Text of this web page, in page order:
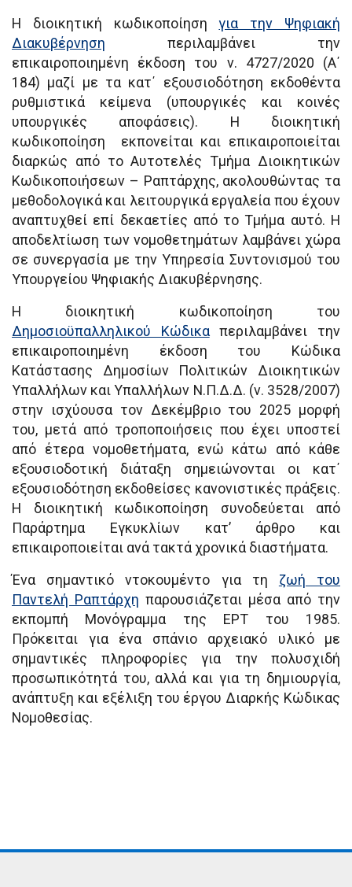
Η διοικητική κωδικοποίησηγια την Ψηφιακή
Διακυβέρνηση περιλαμβάνει την
επικαιροποιημένη έκδοση του ν. 4727/2020 (Α΄
184) μαζί με τα κατ΄ εξουσιοδότηση εκδοθέντα
ρυθμιστικά κείμενα (υπουργικές και κοινές
υπουργικές αποφάσεις). Η διοικητική
κωδικοποίηση εκπονείται και επικαιροποιείται
διαρκώς από το Αυτοτελές Τμήμα Διοικητικών
Κωδικοποιήσεων – Ραπτάρχης, ακολουθώντας τα
μεθοδολογικά και λειτουργικά εργαλεία που έχουν
αναπτυχθεί επί δεκαετίες από το Τμήμα αυτό. Η
αποδελτίωση των νομοθετημάτων λαμβάνει χώρα
σε συνεργασία με την Υπηρεσία Συντονισμού του
Υπουργείου Ψηφιακής Διακυβέρνησης.
Η διοικητική κωδικοποίηση του
Δημοσιοϋπαλληλικού Κώδικαπεριλαμβάνει την
επικαιροποιημένη έκδοση του Κώδικα
Κατάστασης Δημοσίων Πολιτικών Διοικητικών
Υπαλλήλων και Υπαλλήλων Ν.Π.Δ.Δ. (ν. 3528/2007)
στην ισχύουσα τον Δεκέμβριο του 2025 μορφή
του, μετά από τροποποιήσεις που έχει υποστεί
από έτερα νομοθετήματα, ενώ κάτω από κάθε
εξουσιοδοτική διάταξη σημειώνονται οι κατ΄
εξουσιοδότηση εκδοθείσες κανονιστικές πράξεις.
Η διοικητική κωδικοποίηση συνοδεύεται από
Παράρτημα Εγκυκλίων κατ’ άρθρο και
επικαιροποιείται ανά τακτά χρονικά διαστήματα.
Ένα σημαντικό ντοκουμέντο για τη ζωή του
Παντελή Ραπτάρχη παρουσιάζεται μέσα από την
εκπομπή Μονόγραμμα της ΕΡΤ του 1985.
Πρόκειται για ένα σπάνιο αρχειακό υλικό με
σημαντικές πληροφορίες για την πολυσχιδή
προσωπικότητά του, αλλά και για τη δημιουργία,
ανάπτυξη και εξέλιξη του έργου Διαρκής Κώδικας
Νομοθεσίας.